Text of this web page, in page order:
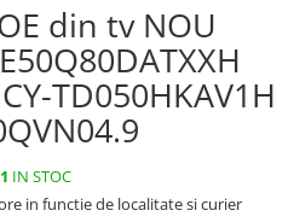
din tv NOU
TD050HKAV1H
1 IN STOC
in functie de localitate si curier